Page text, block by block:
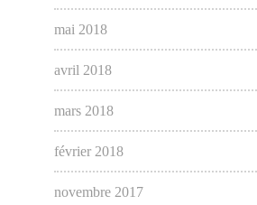
mai 2018
avril 2018
mars 2018
février 2018
novembre 2017